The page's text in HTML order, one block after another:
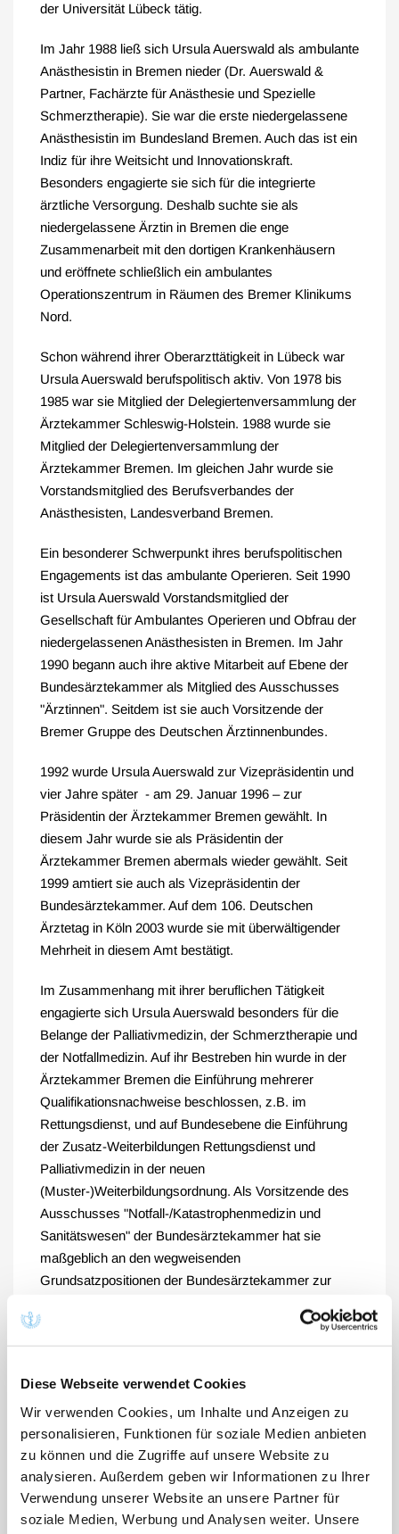
Diese Webseite verwendet Cookies
Wir verwenden Cookies, um Inhalte und Anzeigen zu
personalisieren, Funktionen für soziale Medien anbieten
zu können und die Zugriffe auf unsere Website zu
analysieren. Außerdem geben wir Informationen zu Ihrer
Verwendung unserer Website an unsere Partner für
soziale Medien, Werbung und Analysen weiter. Unsere
der Universität Lübeck tätig.
Im Jahr 1988 ließ sich Ursula Auerswald als ambulante
Anästhesistin in Bremen nieder (Dr. Auerswald &
Partner, Fachärzte für Anästhesie und Spezielle
Schmerztherapie). Sie war die erste niedergelassene
Anästhesistin im Bundesland Bremen. Auch das ist ein
Indiz für ihre Weitsicht und Innovationskraft.
Besonders engagierte sie sich für die integrierte
ärztliche Versorgung. Deshalb suchte sie als
niedergelassene Ärztin in Bremen die enge
Zusammenarbeit mit den dortigen Krankenhäusern
und eröffnete schließlich ein ambulantes
Operationszentrum in Räumen des Bremer Klinikums
Nord.
Schon während ihrer Oberarzttätigkeit in Lübeck war
Ursula Auerswald berufspolitisch aktiv. Von 1978 bis
1985 war sie Mitglied der Delegiertenversammlung der
Ärztekammer Schleswig-Holstein. 1988 wurde sie
Mitglied der Delegiertenversammlung der
Ärztekammer Bremen. Im gleichen Jahr wurde sie
Vorstandsmitglied des Berufsverbandes der
Anästhesisten, Landesverband Bremen.
Ein besonderer Schwerpunkt ihres berufspolitischen
Engagements ist das ambulante Operieren. Seit 1990
ist Ursula Auerswald Vorstandsmitglied der
Gesellschaft für Ambulantes Operieren und Obfrau der
niedergelassenen Anästhesisten in Bremen. Im Jahr
1990 begann auch ihre aktive Mitarbeit auf Ebene der
Bundesärztekammer als Mitglied des Ausschusses
"Ärztinnen". Seitdem ist sie auch Vorsitzende der
Bremer Gruppe des Deutschen Ärztinnenbundes.
1992 wurde Ursula Auerswald zur Vizepräsidentin und
vier Jahre später - am 29. Januar 1996 – zur
Präsidentin der Ärztekammer Bremen gewählt. In
diesem Jahr wurde sie als Präsidentin der
Ärztekammer Bremen abermals wieder gewählt. Seit
1999 amtiert sie auch als Vizepräsidentin der
Bundesärztekammer. Auf dem 106. Deutschen
Ärztetag in Köln 2003 wurde sie mit überwältigender
Mehrheit in diesem Amt bestätigt.
Im Zusammenhang mit ihrer beruflichen Tätigkeit
engagierte sich Ursula Auerswald besonders für die
Belange der Palliativmedizin, der Schmerztherapie und
der Notfallmedizin. Auf ihr Bestreben hin wurde in der
Ärztekammer Bremen die Einführung mehrerer
Qualifikationsnachweise beschlossen, z.B. im
Rettungsdienst, und auf Bundesebene die Einführung
der Zusatz-Weiterbildungen Rettungsdienst und
Palliativmedizin in der neuen
(Muster-)Weiterbildungsordnung. Als Vorsitzende des
Ausschusses "Notfall-/Katastrophenmedizin und
Sanitätswesen" der Bundesärztekammer hat sie
maßgeblich an den wegweisenden
Grundsatzpositionen der Bundesärztekammer zur
notfallmedizinischen Versorgung in Deutschland
mitgewirkt. Es war vor allen Dingen ihrem Engagement
in Köln ausführlich mit der palliativmedizinischen
Versorgung in Deutschland befasste. Eindringlich
warnte sie damals davor, die Behandlung und
Betreuung von todkranken Menschen ökonomischen
Erwägungen zu unterstellen.
Als Vizepräsidentin der Bundesärztekammer und